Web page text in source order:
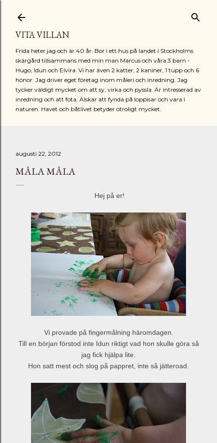
VITA VILLAN
Frida heter jag och är 40 år. Bor i ett hus på landet i Stockholms
skärgård tillsammans med min man Marcus och våra 3 barn -
Hugo, Idun och Elvira. Vi har även 2 katter, 2 kaniner, 1 tupp och 6
hönor. Jag driver eget företag inom måleri och inredning. Jag
tycker väldigt mycket om att sy, virka och pyssla. Är intresserad av
inredning och att fota. Älskar att fynda på loppisar och vara i
naturen. Havet och båtlivet betyder otroligt mycket.
augusti 22, 2012
MÅLA MÅLA
Hej på er!
Vi provade på fingermålning häromdagen.
Till en början förstod inte Idun riktigt vad hon skulle göra så
jag fick hjälpa lite.
Hon satt mest och slog på pappret, inte så jätteroad.